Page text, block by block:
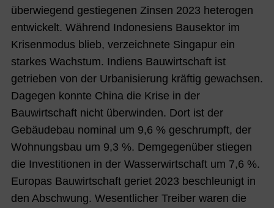
überwiegend gestiegenen Zinsen 2023 heterogen
entwickelt. Während Indonesiens Bausektor im
Krisenmodus blieb, verzeichnete Singapur ein
starkes Wachstum. Indiens Bauwirtschaft ist
getrieben von der Urbanisierung kräftig gewachsen.
Dagegen konnte China die Krise in der
Bauwirtschaft nicht überwinden. Dort ist der
Gebäudebau nominal um 9,6 % geschrumpft, der
Wohnungsbau um 9,3 %. Demgegenüber stiegen
die Investitionen in der Wasserwirtschaft um 7,6 %.
Europas Bauwirtschaft geriet 2023 beschleunigt in
den Abschwung. Wesentlicher Treiber waren die